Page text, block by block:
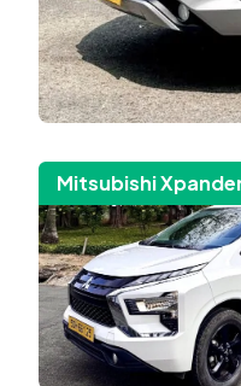
Mitsubishi